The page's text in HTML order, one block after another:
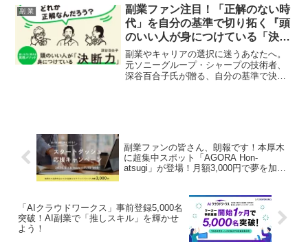
ャリアを見つけるヒントを得られる一日
となりました。Webデザインを仕事にす
るための貴重なメッセージや、ライフス
テージとキャリアを両立させる秘訣が語
られ、副業を考える女性にとって必見の
内容です。
副 業
副業ファン注目！「正解のない時
代」を自分の基準で切り拓く『頭
のいい人が身につけている「決断
力」』新発売！
副業やキャリアの選択に迷うあなたへ。
元ソニーグループ・シャープの技術者、
深谷百合子氏が贈る、自分の基準で決め
副業ファンの皆さん、朗報です！本厚木
に超集中スポット「AGORA Hon-
atsugi」が登場！月額3,000円で夢を加速
「AIクラウドワークス」事前登録5,000名
突破！AI副業で「推しスキル」を輝かせ
よう！